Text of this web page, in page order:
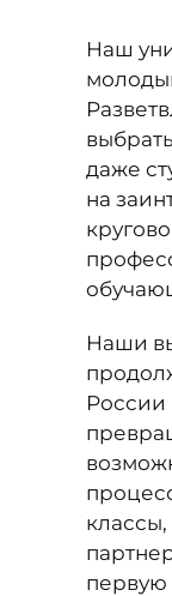
Наш
даже
на
Наши
России
первую